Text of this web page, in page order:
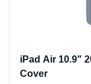
iPad Air 10.9"
Cover